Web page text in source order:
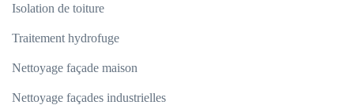
Isolation de toiture
Traitement hydrofuge
Nettoyage façade maison
Nettoyage façades industrielles